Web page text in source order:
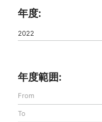
年度:
2022
年度範囲: